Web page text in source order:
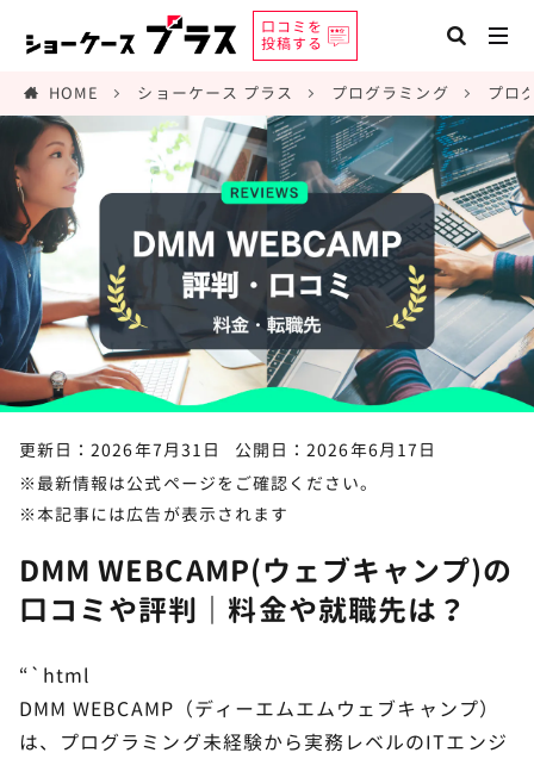
口コミを
投稿する
HOME ショーケース プラス プログラミング プロ
更新日：2026年7月31日
公開日：2026年6月17日
※最新情報は公式ページをご確認ください。
※本記事には広告が表示されます
DMM WEBCAMP(ウェブキャンプ)の
口コミや評判｜料金や就職先は？
“`html
DMM WEBCAMP（ディーエムエムウェブキャンプ）
は、プログラミング未経験から実務レベルのITエンジ